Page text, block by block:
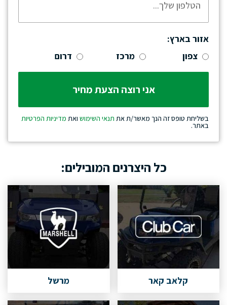
אזור בארץ:
צפון
מרכז דרום
בשליחת טופס זה הנך מאשר/ת את תנאי השימוש ואת מדיניות הפרטיות
באתר.
כל היצרנים המובילים:
קלאב קאר מרשל